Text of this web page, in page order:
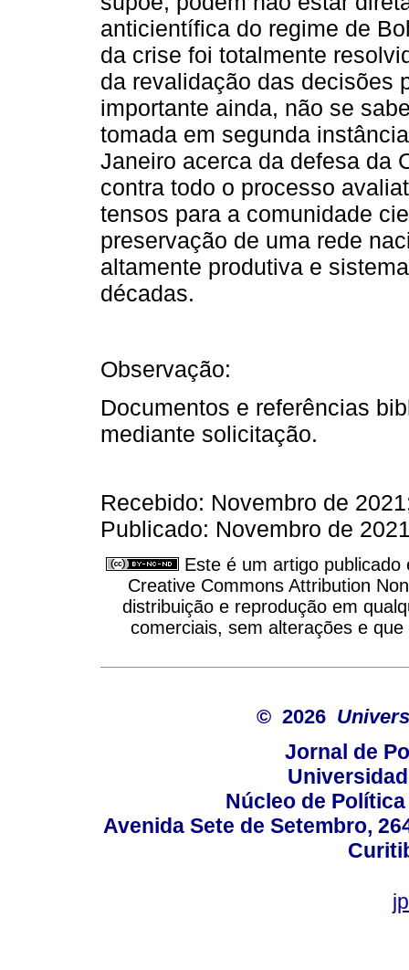
anticientífica do regime de
da crise foi totalmente
da revalidação das decisões
importante ainda, não se
tomada em segunda
Janeiro acerca da defesa da
contra todo o processo
tensos para a comunidade
preservação de uma rede
altamente produtiva e
décadas.
Observação:
Documentos e referências
mediante solicitação.
Recebido: Novembro de
Publicado: Novembro de
Este é um artigo
Creative Commons Attribution
distribuição e reprodução em
comerciais, sem alterações e
© 2026
Jornal de
Núcleo de
Avenida Sete de Setembro,